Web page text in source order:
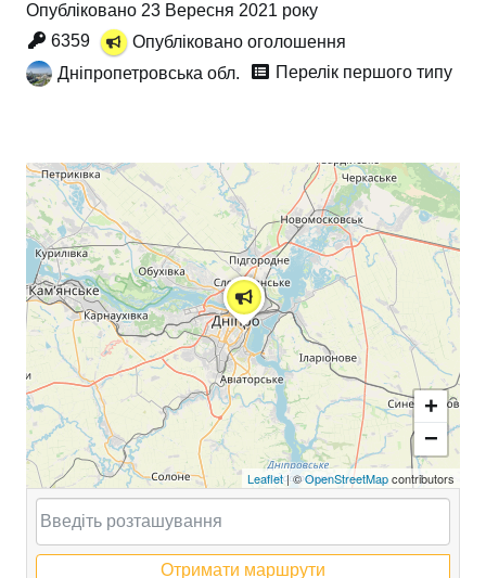
Опубліковано 23 Вересня 2021 року
6359
Опубліковано оголошення
Дніпропетровська обл.
Перелік першого типу
+
−
Leaflet| ©OpenStreetMapcontributors
Отримати маршрути